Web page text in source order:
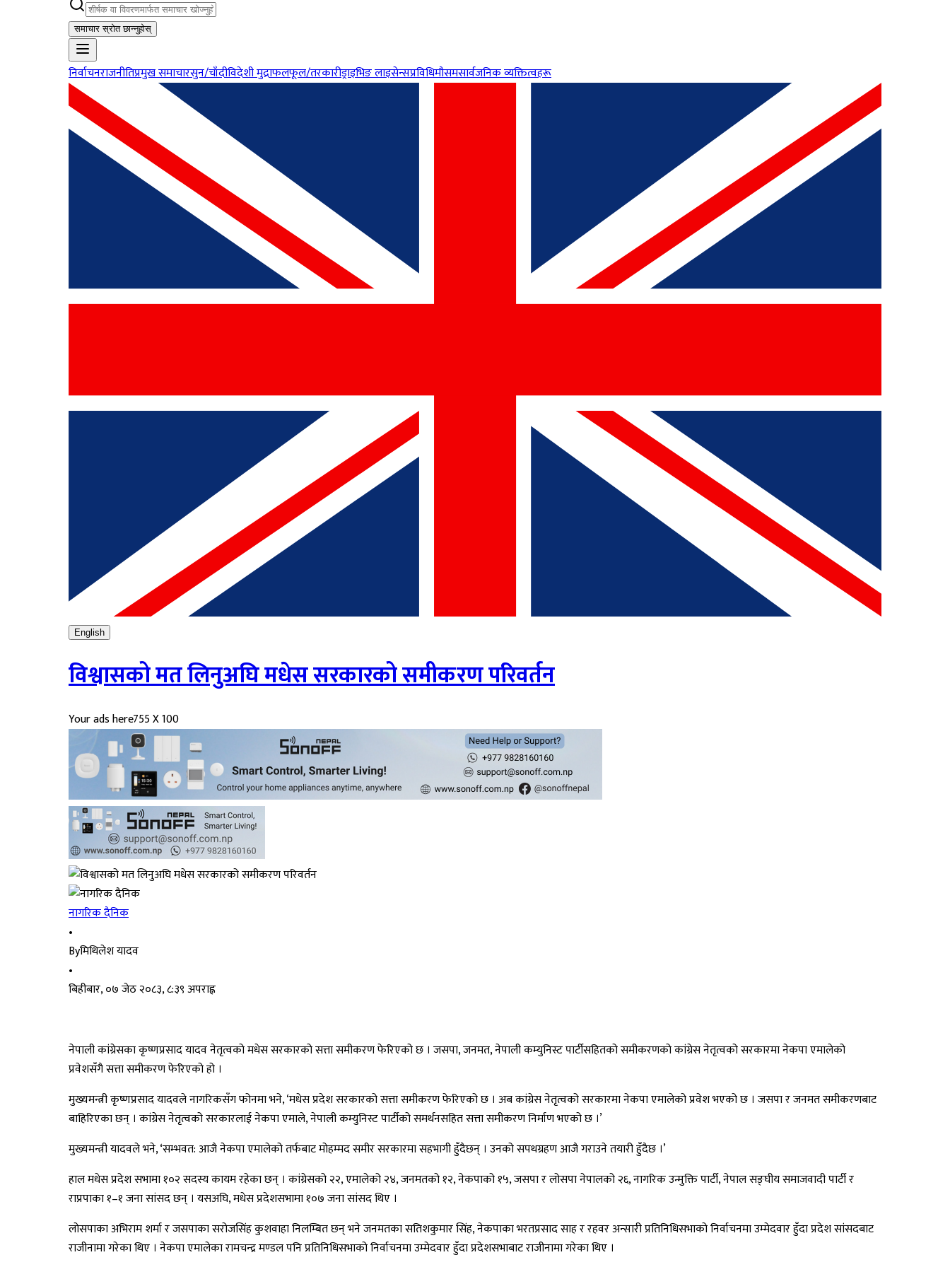
समाचार स्रोत छान्नुहोस्
निर्वाचनराजनीतिप्रमुख समाचारसुन/चाँदीविदेशी मुद्राफलफूल/तरकारीड्राइभिङ लाइसेन्सप्रविधिमौसमसार्वजनिक व्यक्तित्वहरू
English
विश्वासको मत लिनुअघि मधेस सरकारको समीकरण परिवर्तन
Your ads here755 X 100
नागरिक दैनिक
•
Byमिथिलेश यादव
•
बिहीबार, ०७ जेठ २०८३, ८:३९ अपराह्न
नेपाली कांग्रेसका कृष्णप्रसाद यादव नेतृत्वको मधेस सरकारको सत्ता समीकरण फेरिएको छ । जसपा, जनमत, नेपाली कम्युनिस्ट पार्टीसहितको समीकरणको कांग्रेस नेतृत्वको सरकारमा नेकपा एमालेको
प्रवेशसँगै सत्ता समीकरण फेरिएको हो ।
मुख्यमन्त्री कृष्णप्रसाद यादवले नागरिकसँग फोनमा भने, ‘मधेस प्रदेश सरकारको सत्ता समीकरण फेरिएको छ । अब कांग्रेस नेतृत्वको सरकारमा नेकपा एमालेको प्रवेश भएको छ । जसपा र जनमत समीकरणबाट
बाहिरिएका छन् । कांग्रेस नेतृत्वको सरकारलाई नेकपा एमाले, नेपाली कम्युनिस्ट पार्टीको समर्थनसहित सत्ता समीकरण निर्माण भएको छ ।’
मुख्यमन्त्री यादवले भने, ‘सम्भवत: आजै नेकपा एमालेको तर्फबाट मोहम्मद समीर सरकारमा सहभागी हुँदैछन् । उनको सपथग्रहण आजै गराउने तयारी हुँदैछ ।’
हाल मधेस प्रदेश सभामा १०२ सदस्य कायम रहेका छन् । कांग्रेसको २२, एमालेको २४, जनमतको १२, नेकपाको १५, जसपा र लोसपा नेपालको २६, नागरिक उन्मुक्ति पार्टी, नेपाल सङ्घीय समाजवादी पार्टी र
राप्रपाका १–१ जना सांसद छन् । यसअघि, मधेस प्रदेशसभामा १०७ जना सांसद थिए ।
लोसपाका अभिराम शर्मा र जसपाका सरोजसिंह कुशवाहा निलम्बित छन् भने जनमतका सतिशकुमार सिंह, नेकपाका भरतप्रसाद साह र रहवर अन्सारी प्रतिनिधिसभाको निर्वाचनमा उम्मेदवार हुँदा प्रदेश सांसदबाट
राजीनामा गरेका थिए । नेकपा एमालेका रामचन्द्र मण्डल पनि प्रतिनिधिसभाको निर्वाचनमा उम्मेदवार हुँदा प्रदेशसभाबाट राजीनामा गरेका थिए ।